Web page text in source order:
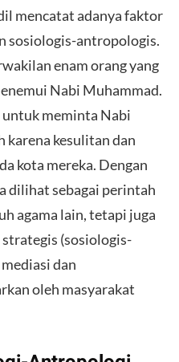
mencatat adanya faktor
sosiologis-antropologis.
enam orang yang
Nabi Muhammad.
untuk meminta Nabi
karena kesulitan dan
kota mereka. Dengan
dilihat sebagai perintah
agama lain, tetapi juga
strategis (sosiologis-
dan
oleh masyarakat